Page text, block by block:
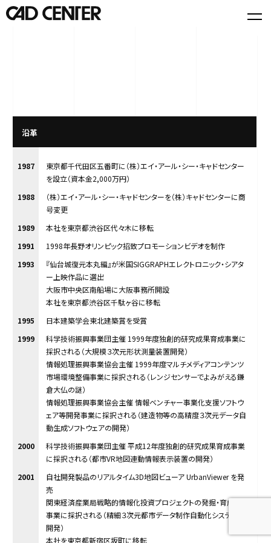
沿革
1987
東京都千代田区五番町に（株）エイ・アール・シー・キャドセンター
を設立（資本金2,000万円）
1988
（株）エイ・アール・シー・キャドセンターを（株）キャドセンターに商
号変更
1989
本社を東京都渋谷区代々木に移転
1991
1998年長野オリンピック招致プロモーションビデオを制作
1993
『仙台城復元本丸編』が米国SIGGRAPHエレクトロニック・シアタ
ー上映作品に選出
大阪市中央区南船場に大阪事務所開設
本社を東京都渋谷区千駄ヶ谷に移転
1995
日本建築学会東北建築賞を受賞
1999
科学技術振興事業団主催 1999年度独創的研究成果育成事業に
採択される（大規模３次元形状測量装置開発）
情報処理振興事業協会主催 1999年度マルチメディアコンテンツ
市場環境整備事業に採択される（レンジセンサーでよみがえる鎌
倉大仏の謎）
情報処理振興事業協会主催 情報ベンチャー事業化支援ソフトウ
ェア等開発事業に採択される（建造物等の高精度３次元データ自
動生成ソフトウェアの開発）
2000
科学技術振興事業団主催 平成12年度独創的研究成果育成事業
に採択される（都市VR地図連動情報表示装置の開発）
2001
自社開発製品のリアルタイム3D地図ビューア UrbanViewer を発
売
関東経済産業局戦略的情報化投資プロジェクトの発掘・育成推進
事業に採択される（精細３次元都市データ制作自動化システムの
開発）
本社を東京都新宿区坂町に移転